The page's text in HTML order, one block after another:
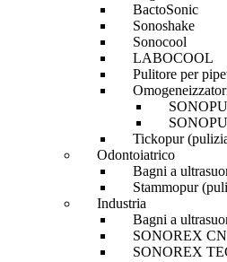
BactoSonic
Sonoshake
Sonocool
LABOCOOL
Pulitore per
Tickopur
Odontoiatrico
Bagni a
Stammopur
Industria
Bagni a
SONOREX
SONOREX